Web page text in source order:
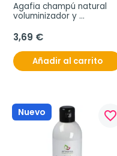
Agafia champú natural
voluminizador y
3,69 €
Añadir al carrito
Nuevo favorite_border